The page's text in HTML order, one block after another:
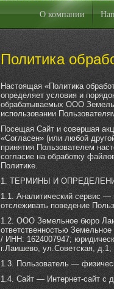
О компании
Политика
Настоящая «Политика
определяет условия и
обрабатываемых ООО
использовании
Посещая Сайт и совершая
«Согласен» (или любой
принятия Пользователем
согласие на обработку
Политике.
1. ТЕРМИНЫ И
1.1. Аналитический сервис —
отслеживать поведение
1.2. ООО Земельное бюро
ответственностью
/ ИНН: 1624007947;
г.Лаишево, ул.Советская,
1.3. Пользователь —
1.4. Сайт — Интернет-сайт с